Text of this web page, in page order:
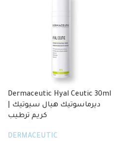
Dermaceutic Hyal Ceutic 30ml
كريم ترطيب
DERMACEUTIC